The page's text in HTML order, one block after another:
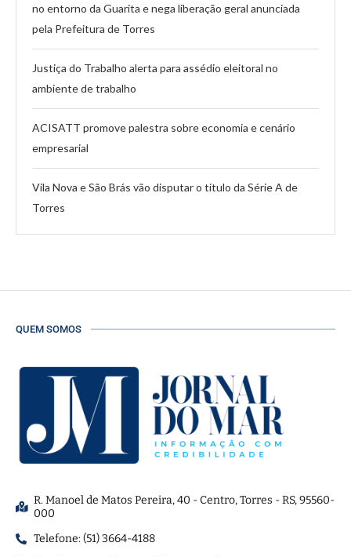
no entorno da Guarita e nega liberação geral anunciada
pela Prefeitura de Torres
Justiça do Trabalho alerta para assédio eleitoral no
ambiente de trabalho
ACISATT promove palestra sobre economia e cenário
empresarial
Vila Nova e São Brás vão disputar o título da Série A de
Torres
QUEM SOMOS
R. Manoel de Matos Pereira, 40 - Centro, Torres - RS, 95560-
000
Telefone: (51) 3664-4188